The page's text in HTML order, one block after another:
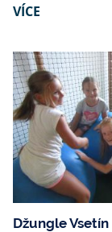
VÍCE
Džungle Vsetín